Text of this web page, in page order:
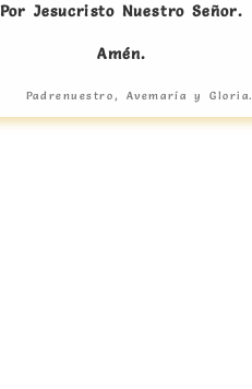
Por Jesucristo Nuestro Señor.
Amén.
Padrenuestro, Avemaría y Gloria.